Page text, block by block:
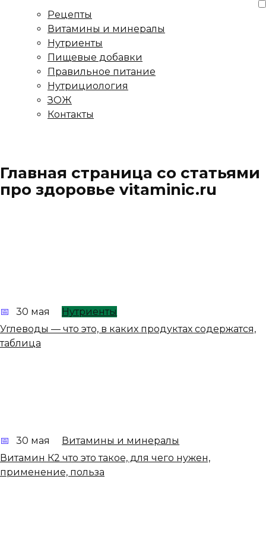
Рецепты
Витамины и минералы
Нутриенты
Пищевые добавки
Правильное питание
Нутрициология
ЗОЖ
Контакты
Главная страница со статьями
про здоровье vitaminic.ru
30 мая
Нутриенты
Углеводы — что это, в каких продуктах содержатся,
таблица
30 мая
Витамины и минералы
Витамин К2 что это такое, для чего нужен,
применение, польза